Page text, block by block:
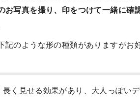
お写真を撮り、印をつけて一緒に確
記のような形の種類がありますがお
長く見せる効果があり、大人っぽい